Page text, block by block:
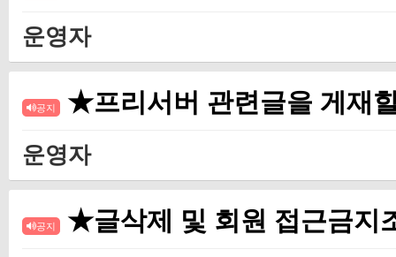
운영자
공지 ★프리서버 관련글을 게재
운영자
공지 ★글삭제 및 회원 접근금지